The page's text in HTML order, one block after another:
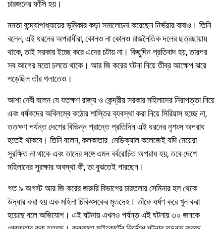
চারজনের ফাঁসি হয়।
মমতা বন্দ্যোপাধ্যায়ের ভূমিকার কড়া সমালোচনা করেছেন নির্ভয়ার বাবাও। তিনি
বলেন, এই ধরনের অপরাধীরা, কোনও না কোনও রাজনৈতিক দলের ছত্রছায়ায়
থাকে, তাই সরকার ইচ্ছে করে এদের চটায় না। কিছুদিন প্রতিবাদ হয়, তারপর
সব আগের মতো চলতে থাকে। আর জি করের ঘটনা নিয়ে তীব্র আক্ষেপ ঝরে
পড়েছিল তাঁর গলাতেও।
আশা দেবী বলেন যে যতক্ষণ রাজ্য ও কেন্দ্রীয় সরকার মহিলাদের নিরাপত্তা নিয়ে
এবং ধর্ষকদের অবিলম্বে কঠোর শাস্তির ব্যবস্থা করা নিয়ে সিরিয়াস হচ্ছে না,
ততক্ষণ পর্যন্ত দেশের বিভিন্ন প্রান্তে প্রতিদিন এই ধরনের নৃশংস অপরাধ
হতেই থাকবে। তিনি বলেন, কলকাতার মেডিক্যাল কলেজেই যদি মেয়েরা
সুরক্ষিত না থাকে এবং তাদের সঙ্গে এমন বর্বরোচিত অপরাধ হয়, তবে দেশে
মহিলাদের সুরক্ষার অবস্থা কী, তা বুঝতেই পারছেন।
গত ৯ অগস্ট আর জি করের জরুরি বিভাগের চারতলার সেমিনার হল থেকে
উদ্ধার করা হয় এক মহিলা চিকিৎসকের মৃতদেহ। তাঁকে ধর্ষণ করে খুন করা
হয়েছে বলে অভিযোগ। এই ঘটনায় এখনও পর্যন্ত এই ঘটনায় ৩০ জনকে